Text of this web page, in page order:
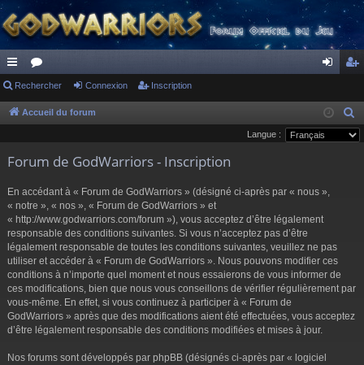
ac
co
ci
or
u
s
ne cri
pti
Rechercher Connexion Inscription
Accueil du forum
e
Langue :
Forum de GodWarriors - Inscription
En accédant à « Forum de GodWarriors » (désigné ci-après par « nous »,
« notre », « nos », « Forum de GodWarriors » et
« http://www.godwarriors.com/forum »), vous acceptez d’être légalement
responsable des conditions suivantes. Si vous n’acceptez pas d’être
légalement responsable de toutes les conditions suivantes, veuillez ne pas
utiliser et accéder à « Forum de GodWarriors ». Nous pouvons modifier ces
conditions à n’importe quel moment et nous essaierons de vous informer de
ces modifications, bien que nous vous conseillons de vérifier régulièrement par
vous-même. En effet, si vous continuez à participer à « Forum de
GodWarriors » après que des modifications aient été effectuées, vous acceptez
d’être légalement responsable des conditions modifiées et mises à jour.
Nos forums sont développés par phpBB (désignés ci-après par « logiciel